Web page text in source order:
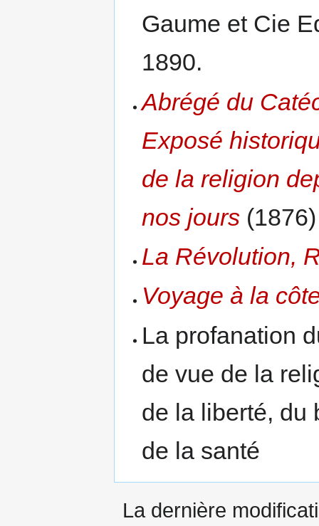
Gaume et Cie
1890.
Abrégé du
Exposé
de la religion
nos jours (1876)
La Révolution,
Voyage à la
La profanation
de vue de la
de la liberté, du
de la santé
La dernière